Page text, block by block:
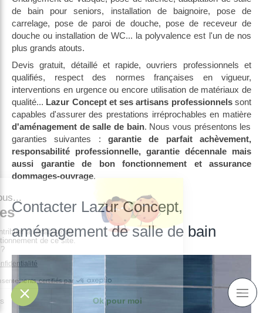
de bain pour seniors, installation de baignoire, pose de
carrelage, pose de paroi de douche, pose de receveur de
douche ou installation de WC... la polyvalence est l'un de nos
plus grands atouts.
Devis gratuit, détaillé et rapide, ouvriers professionnels et
qualifiés, respect des normes françaises en vigueur,
interventions en urgence ou encore utilisation de matériaux de
qualité... Lazur Concept et ses artisans professionnelssont
capables d'assurer des prestations irréprochables en matière
d'aménagement de salle de bain. Nous vous présentons les
garanties suivantes : garantie de parfait achèvement,
responsabilité professionnelle, garantie décennale mais
aussi garantie de bon fonctionnement et assurance
dommages-ouvrage.
Contacter Lazur Concept,
aménagement de salle de bain